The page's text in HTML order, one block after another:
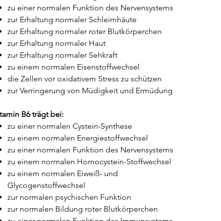
zu einer normalen Funktion des Nervensystems
zur Erhaltung normaler Schleimhäute
zur Erhaltung normaler roter Blutkörperchen
zur Erhaltung normaler Haut
zur Erhaltung normaler Sehkraft
zu einem normalen Eisenstoffwechsel
die Zellen vor oxidativem Stress zu schützen
zur Verringerung von Müdigkeit und Ermüdung
B6 trägt bei:
zu einer normalen Cystein-Synthese
zu einem normalen Energiestoffwechsel
zu einer normalen Funktion des Nervensystems
zu einem normalen Homocystein-Stoffwechsel
zu einem normalen Eiweiß- und
Glycogenstoffwechsel
zur normalen psychischen Funktion
zur normalen Bildung roter Blutkörperchen